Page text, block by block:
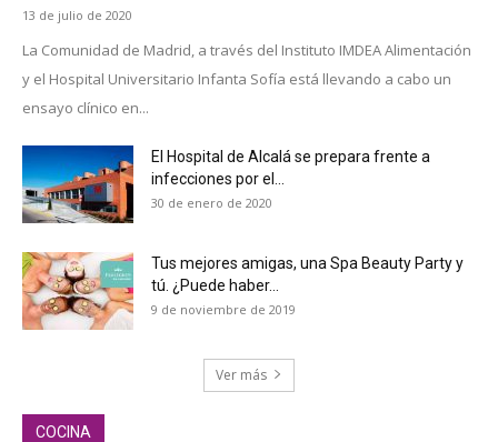
13 de julio de 2020
La Comunidad de Madrid, a través del Instituto IMDEA Alimentación
y el Hospital Universitario Infanta Sofía está llevando a cabo un
ensayo clínico en...
El Hospital de Alcalá se prepara frente a
infecciones por el...
30 de enero de 2020
Tus mejores amigas, una Spa Beauty Party y
tú. ¿Puede haber...
9 de noviembre de 2019
Ver más
COCINA